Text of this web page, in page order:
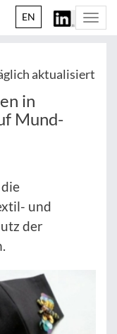
EN
aktualisiert
in
Mund-
und
der